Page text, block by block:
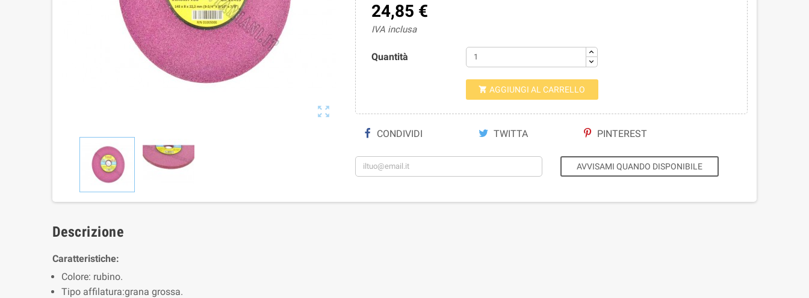

24,85 €
IVA inclusa
Quantità
 AGGIUNGI AL CARRELLO
CONDIVIDI TWITTA PINTEREST
AVVISAMI QUANDO DISPONIBILE
Descrizione
Caratteristiche:
Colore: rubino.
Tipo affilatura:grana grossa.